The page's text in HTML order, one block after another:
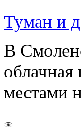
Туман и
В
местами